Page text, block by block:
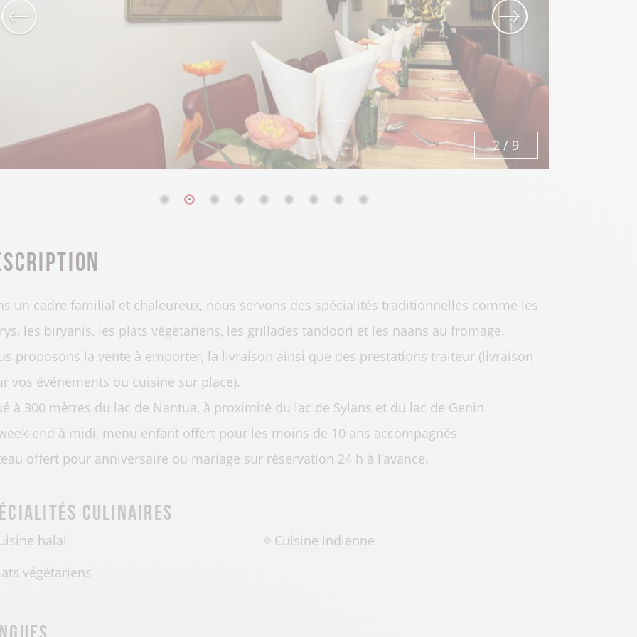
3 / 9
un cadre familial et chaleureux, nous servons des spécialités traditionnelles comme les
les biryanis, les plats végétariens, les grillades tandoori et les naans au fromage.
proposons la vente à emporter, la livraison ainsi que des prestations traiteur (livraison
vos événements ou cuisine sur place).
à 300 mètres du lac de Nantua, à proximité du lac de Sylans et du lac de Genin.
end à midi, menu enfant offert pour les moins de 10 ans accompagnés.
offert pour anniversaire ou mariage sur réservation 24 h à l’avance.
culinaires
halal
Cuisine indienne
végétariens